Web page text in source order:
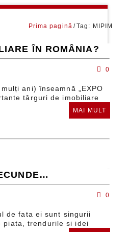
Prima pagină Tag: MIPIM
ÎN ROMÂNIA?
0
ani) înseamnă „EXPO
târguri de imobiliare
MAI MULT
0
de fata ei sunt singurii
piata, trendurile si idei